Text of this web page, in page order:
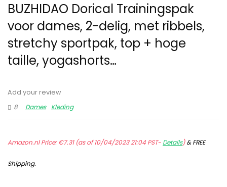
BUZHIDAO Dorical Trainingspak
voor dames, 2-delig, met ribbels,
stretchy sportpak, top + hoge
taille, yogashorts…
Add your review
8
Dames Kleding
Amazon.nl Price:€7.31(as of 10/04/2023 21:04 PST- Details)&FREE
Shipping.